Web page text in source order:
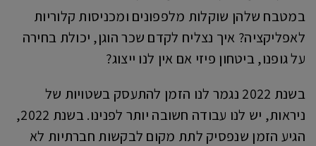
במטבח שלהן שוקלות מלפפונים ומכניסות קלוריות
לאפליקציה? איך נצליח לקדם שכר הוגן, יכולת בחירה
על גופנו, ביטחון פיזי אם אין לנו ייצוג?
בשנת 2022 נגמר לנו הזמן להתעסק בשטויות של
ניראות, יש לנו עבודה חשובה יותר לפנינו. בשנת 2022,
הגיע הזמן שנפסיק לתת מקום לבקשות חברתיות לא